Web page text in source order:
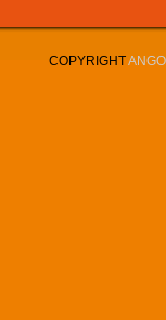
COPYRIGHT